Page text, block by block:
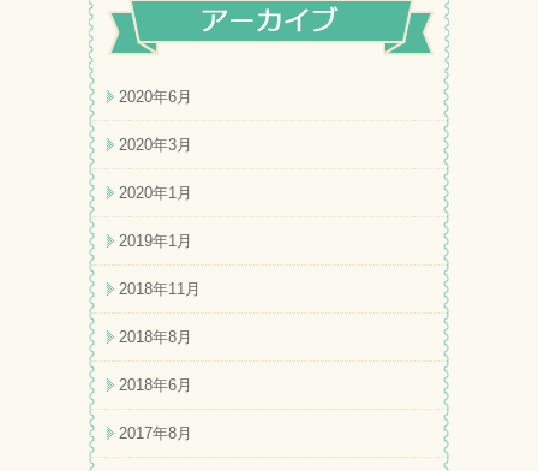
2020年6月
2020年3月
2020年1月
2019年1月
2018年11月
2018年8月
2018年6月
2017年8月